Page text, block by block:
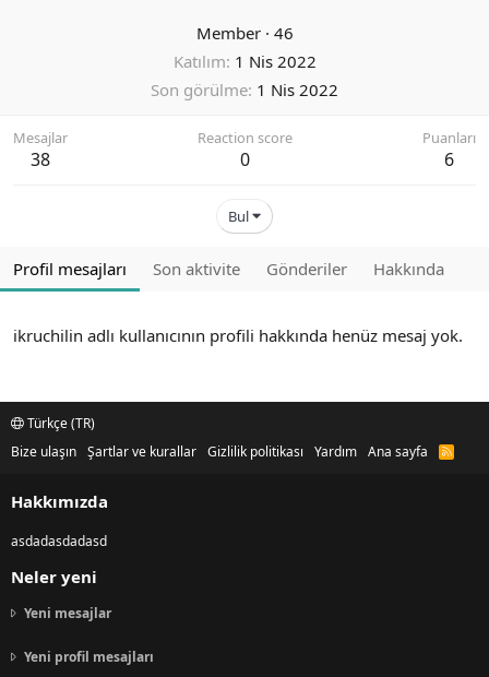
Member · 46
Katılım 1 Nis 2022
Son görülme 1 Nis 2022
Mesajlar
38
Reaction score
0
Puanları
6
Bul
Profil mesajları Son aktivite Gönderiler Hakkında
ikruchilin adlı kullanıcının profili hakkında henüz mesaj yok.
Türkçe (TR)
Bize ulaşın Şartlar ve kurallar Gizlilik politikası Yardım Ana sayfa
R
Hakkımızda
asdadasdadasd
Neler yeni
Yeni mesajlar
Yeni profil mesajları